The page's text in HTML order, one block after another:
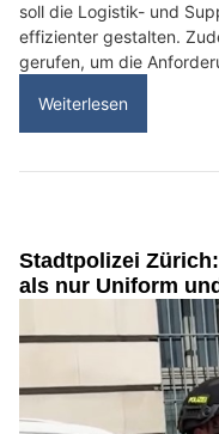
soll die Logistik- und
effizienter gestalten.
gerufen, um die
Weiterlesen
Stadtpolizei
als nur Uniform